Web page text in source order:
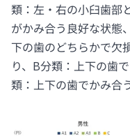
類：左・右の小臼歯部
がかみ合う良好な状態
下の歯のどちらかで欠
り、B分類：上下の歯
類：上下の歯でかみ合